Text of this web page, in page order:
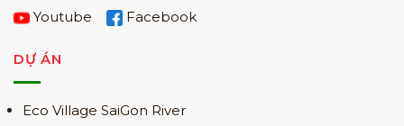
Youtube Facebook
DỰ ÁN
Eco Village SaiGon River